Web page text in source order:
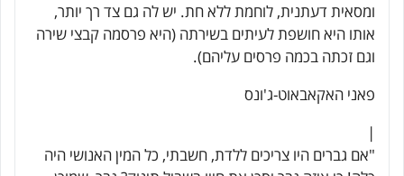
ומסאית דעתנית, לוחמת ללא חת. יש לה גם צד רך יותר,
אותו היא חושפת לעיתים בשירתה (היא פרסמה קבצי שירה
וגם זכתה בכמה פרסים עליהם).
פאני האקאבאוט-ג'ונס
|
"אם גברים היו צריכים ללדת, חשבתי, כל המין האנושי היה